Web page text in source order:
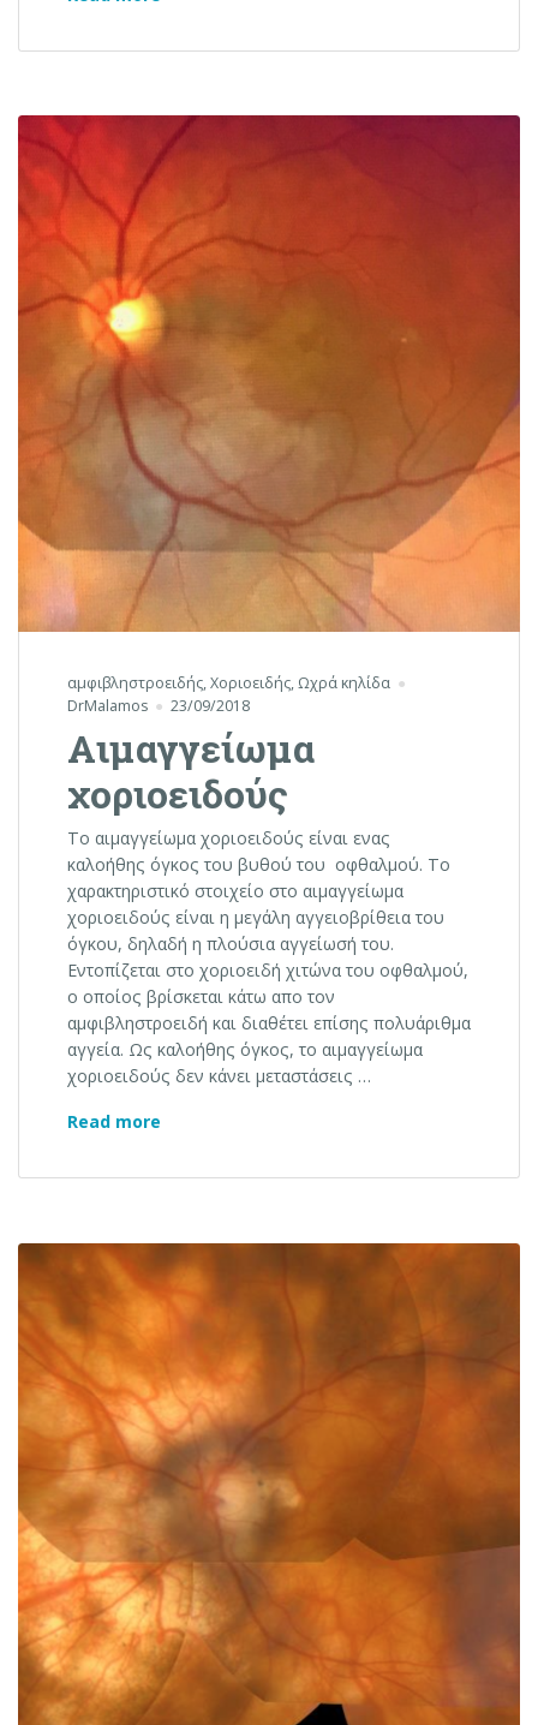
αμφιβληστροειδής,Χοριοειδής,Ωχρά κηλίδα
DrMalamos
23/09/2018
Αιμαγγείωμα
χοριοειδούς
Το αιμαγγείωμα χοριοειδούς είναι ενας
καλοήθης όγκος του βυθού του οφθαλμού. Το
χαρακτηριστικό στοιχείο στο αιμαγγείωμα
χοριοειδούς είναι η μεγάλη αγγειοβρίθεια του
όγκου, δηλαδή η πλούσια αγγείωσή του.
Εντοπίζεται στο χοριοειδή χιτώνα του οφθαλμού,
ο οποίος βρίσκεται κάτω απο τον
αμφιβληστροειδή και διαθέτει επίσης πολυάριθμα
αγγεία. Ως καλοήθης όγκος, το αιμαγγείωμα
χοριοειδούς δεν κάνει μεταστάσεις …
Read more